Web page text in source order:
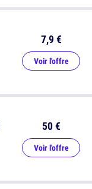
50 €
Voir l'offre
7,9 €
Voir l'offre